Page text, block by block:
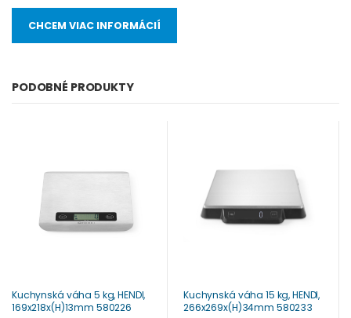
CHCEM VIAC INFORMÁCIÍ
PODOBNÉ PRODUKTY
Kuchynská váha 5 kg, HENDI,
169x218x(H)13mm 580226
Kuchynská váha 15 kg, HENDI,
266x269x(H)34mm 580233